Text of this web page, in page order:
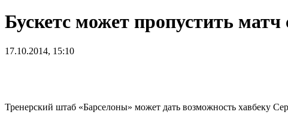
Бускетс может пропустить
17.10.2014, 15:10
Тренерский штаб «Барселоны» может дать возможность хавбеку